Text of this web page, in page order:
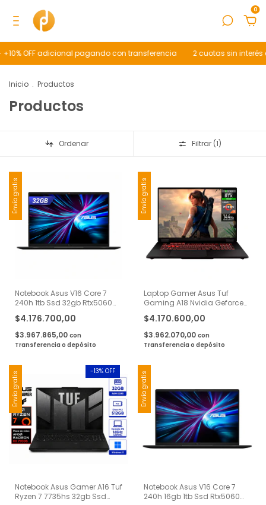
0
OFF adicional pagando con transferencia 2 cuotas sin interés
Inicio . Productos
Productos
Ordenar Filtrar (1)
Envío gratis
Notebook Asus V16 Core 7
240h 1tb Ssd 32gb Rtx5060
$4.176.700,00
$3.967.865,00 con
Transferencia o depósito
Envío gratis
Laptop Gamer Asus Tuf
Gaming A18 Nvidia Geforce
16gb Ddr5 Ssd 1tb 18 Wuxga
144hz Teclado Ingles
Gaming Competitivo Y
Creacion De Contenido
$4.170.600,00
$3.962.070,00 con
Transferencia o depósito
Envío gratis
Notebook Asus Gamer A16 Tuf
Ryzen 7 7735hs 32gb Ssd
-13% OFF Envío gratis
Notebook Asus V16 Core 7
240h 16gb 1tb Ssd Rtx5060